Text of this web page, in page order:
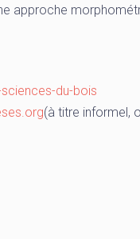
approche
du-bois
(à titre informel,